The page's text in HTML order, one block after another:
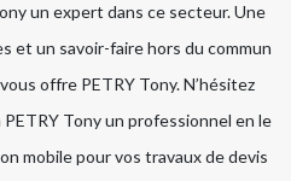
un expert dans ce secteur. Une
et un savoir-faire hors du commun
offre PETRY Tony. N’hésitez
Tony un professionnel en le
mobile pour vos travaux de devis